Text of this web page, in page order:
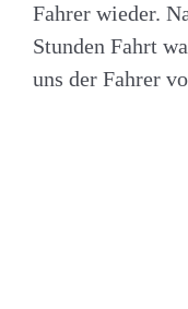
Fahrer wieder.
Stunden Fahrt
uns der Fahrer